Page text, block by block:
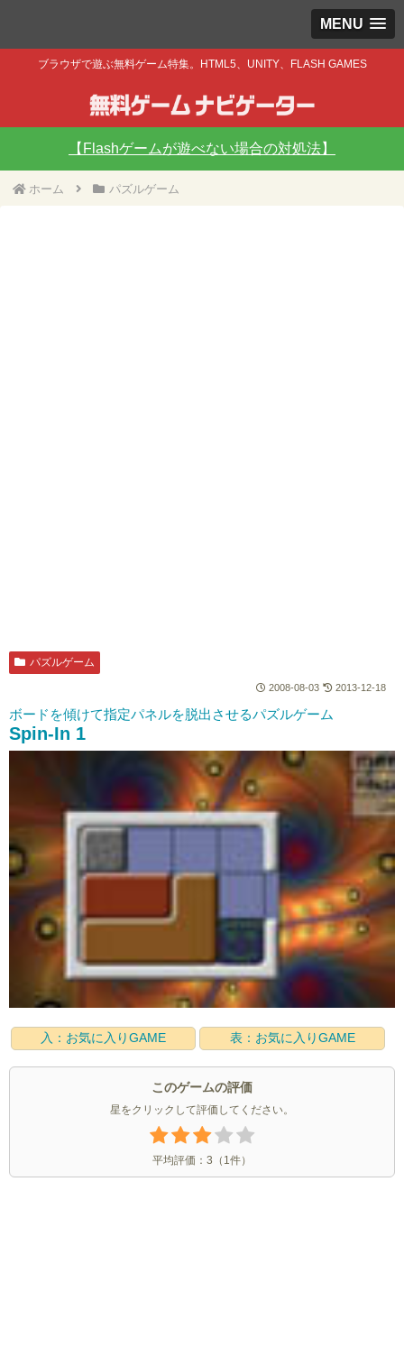
MENU
ブラウザで遊ぶ無料ゲーム特集。HTML5、UNITY、FLASH GAMES
【Flashゲームが遊べない場合の対処法】
ホーム パズルゲーム
パズルゲーム
2008-08-03 2013-12-18
ボードを傾けて指定パネルを脱出させるパズルゲーム
Spin-In 1
入：お気に入りGAME 表：お気に入りGAME
このゲームの評価
星をクリックして評価してください。
平均評価： 3 （ 1件）